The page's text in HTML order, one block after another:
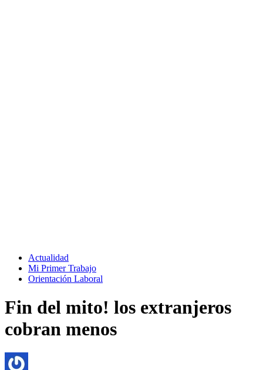
Actualidad
Mi Primer Trabajo
Orientación Laboral
Fin del mito! los extranjeros
cobran menos